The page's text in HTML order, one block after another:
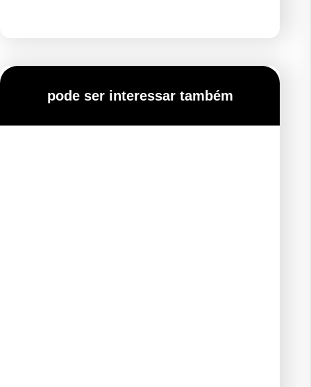
pode ser interessar também